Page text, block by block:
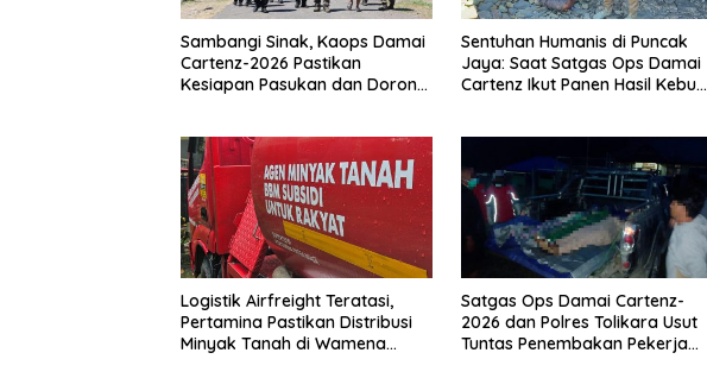
Sambangi Sinak, Kaops Damai
Cartenz-2026 Pastikan
Kesiapan Pasukan dan Dorong
Sentuhan Humanis di Puncak
Jaya: Saat Satgas Ops Damai
Cartenz Ikut Panen Hasil Kebun
Logistik Airfreight Teratasi,
Pertamina Pastikan Distribusi
Minyak Tanah di Wamena
Satgas Ops Damai Cartenz-
2026 dan Polres Tolikara Usut
Tuntas Penembakan Pekerja